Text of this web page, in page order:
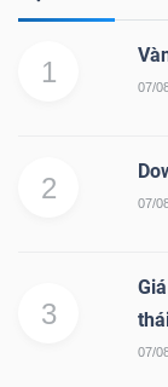
1 07/
2 07/
3
07/